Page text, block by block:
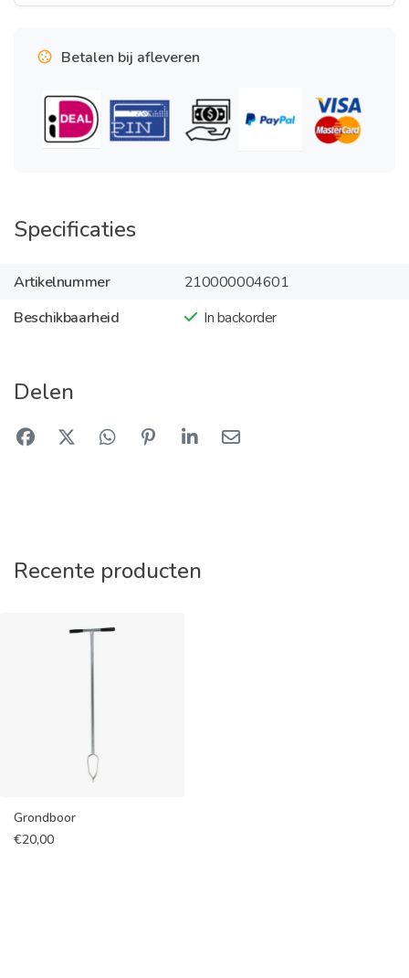
Betalen bij afleveren
Specificaties
Artikelnummer
210000004601
Beschikbaarheid
In backorder
Delen
Recente producten
Grondboor
€20,00